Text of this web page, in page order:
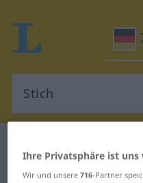
Deutsch-
Ihre Privatsphäre ist uns
Wir und unsere716-Partner